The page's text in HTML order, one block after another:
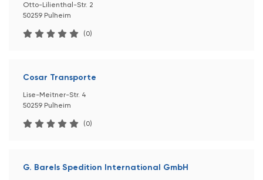
Otto-Lilienthal-Str. 2
50259 Pulheim
(0)
Cosar Transporte
Lise-Meitner-Str. 4
50259 Pulheim
(0)
G. Barels Spedition International GmbH